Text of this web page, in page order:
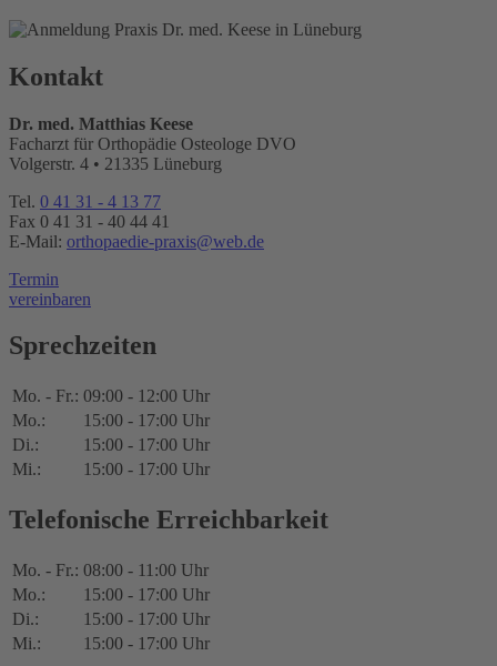
Kontakt
Dr. med. Matthias Keese
Facharzt für Orthopädie Osteologe DVO
Volgerstr. 4 • 21335 Lüneburg
Tel. 0 41 31 - 4 13 77
Fax 0 41 31 - 40 44 41
E-Mail: orthopaedie-praxis@web.de
Termin
vereinbaren
Sprechzeiten
Mo. - Fr.: 09:00 - 12:00 Uhr
Mo.:
15:00 - 17:00 Uhr
Di.:
15:00 - 17:00 Uhr
Mi.:
15:00 - 17:00 Uhr
Telefonische Erreichbarkeit
Mo. - Fr.: 08:00 - 11:00 Uhr
Mo.:
15:00 - 17:00 Uhr
Di.:
15:00 - 17:00 Uhr
Mi.:
15:00 - 17:00 Uhr